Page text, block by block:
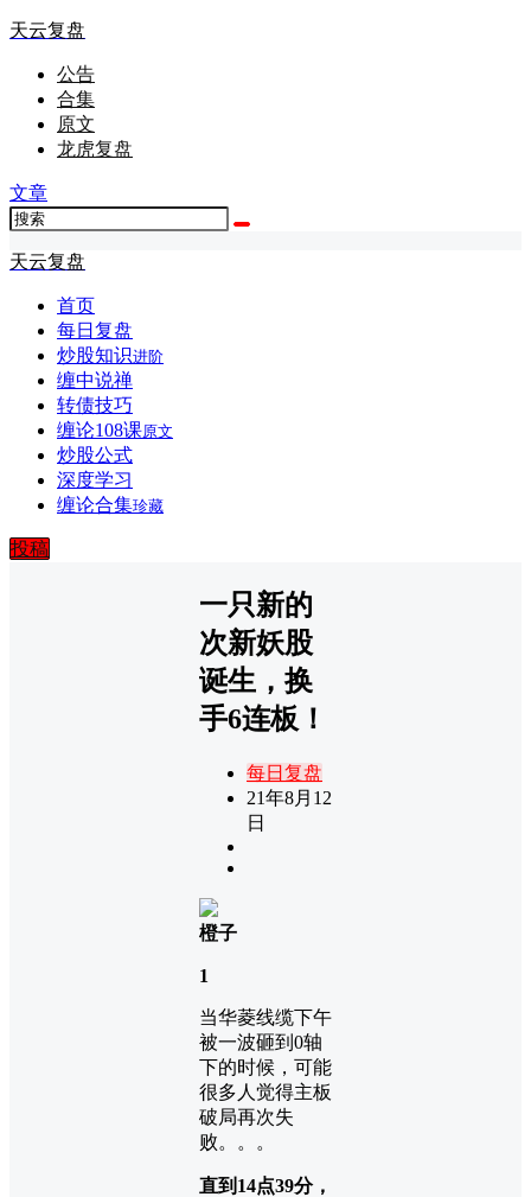
天云复盘
公告
合集
原文
龙虎复盘
文章
天云复盘
首页
每日复盘
炒股知识进阶
缠中说禅
转债技巧
缠论108课原文
炒股公式
深度学习
缠论合集珍藏
投稿
一只新的
次新妖股
诞生，换
手6连板！
每日复盘
21年8月12
日
橙子
1
当华菱线缆下午
被一波砸到0轴
下的时候，可能
很多人觉得主板
破局再次失
败。。。
直到14点39分，